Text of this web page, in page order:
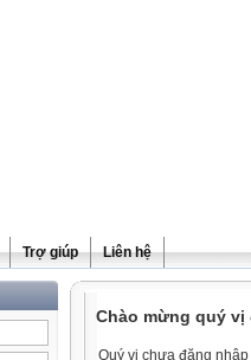
Trợ giúp Liên hệ
Chào mừng quý vị
Quý vị chưa đăng